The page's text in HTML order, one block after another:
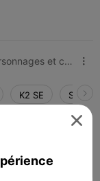
Personnages et créatures 
K2 SE
 27.77g
